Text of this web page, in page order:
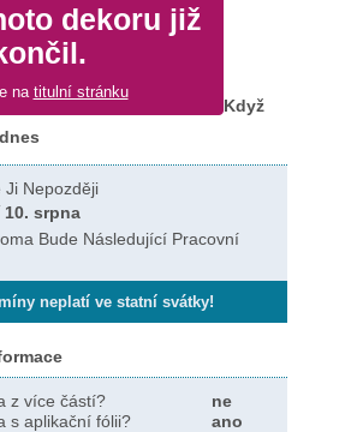
dekoru již
na titulní stránku
Když
Ji Nepozději
srpna
Bude Následující Pracovní
neplatí ve statní svátky!
z více částí?
ne
s aplikační fólii?
ano